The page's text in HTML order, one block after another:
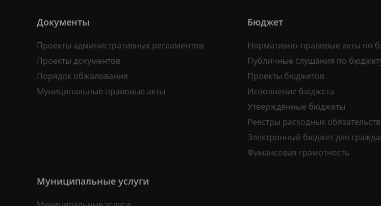
Документы
Проекты административных регламентов
Проекты документов
Порядок обжалования
Муниципальные правовые акты
Бюджет
Нормативно-правовые акты по
Публичные слушания по
Проекты бюджетов
Исполнение бюджета
Утверждённые бюджеты
Реестры расходных обязательств
Электронный бюджет для
Финансовая грамотность
Муниципальные услуги